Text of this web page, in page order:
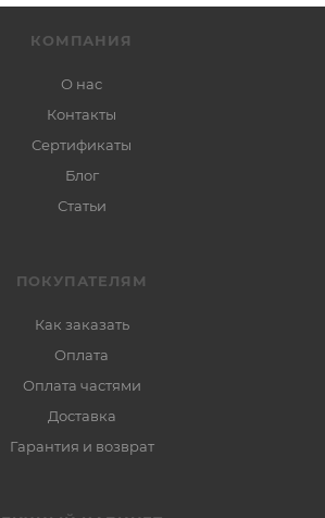
КОМПАНИЯ
О нас
Контакты
Сертификаты
Блог
Статьи
ПОКУПАТЕЛЯМ
Как заказать
Оплата
Оплата частями
Доставка
Гарантия и возврат